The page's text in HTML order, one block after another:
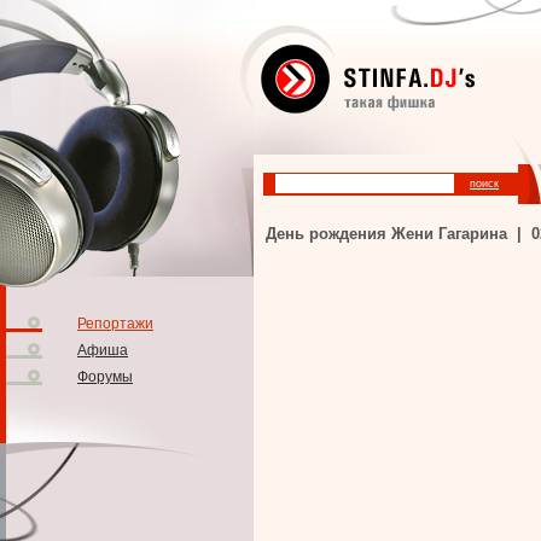
Репортажи
Афиша
Форумы
День рождения Жени Гагарина |